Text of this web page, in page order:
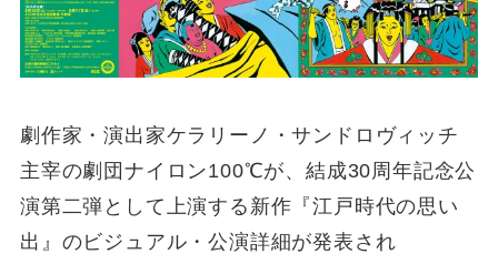
劇作家・演出家ケラリーノ・サンドロヴィッチ
主宰の劇団ナイロン100℃が、結成30周年記念公
演第二弾として上演する新作『江戸時代の思い
出』のビジュアル・公演詳細が発表され